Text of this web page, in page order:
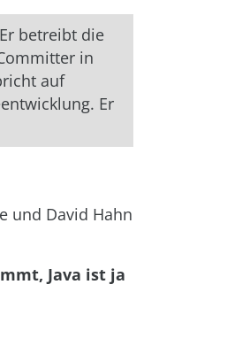
betreibt die
in
auf
Er
und David Hahn
Java ist ja